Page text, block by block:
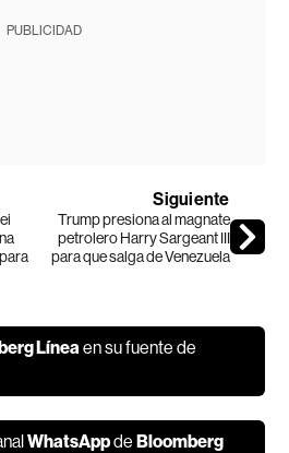
PUBLICIDAD
Siguiente
Trump presiona al magnate
petrolero Harry Sargeant III
para que salga de Venezuela
Línea en su fuente de
WhatsAppdeBloomberg